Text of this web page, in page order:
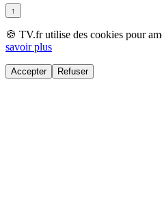
↑
🍪 TV.fr utilise des cookies pour
savoir plus
Accepter Refuser